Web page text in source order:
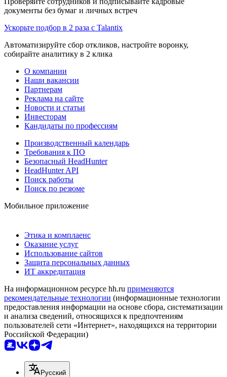
документы без бумаг и личных встреч
Ускорьте подбор в 2 раза с Talantix
Автоматизируйте сбор откликов, настройте воронку,
собирайте аналитику в 2 клика
О компании
Наши вакансии
Партнерам
Реклама на сайте
Новости и статьи
Инвесторам
Кандидаты по профессиям
Производственный календарь
Требования к ПО
Безопасный HeadHunter
HeadHunter API
Поиск работы
Поиск по резюме
Мобильное приложение
Этика и комплаенс
Оказание услуг
Использование сайтов
Защита персональных данных
ИТ аккредитация
На информационном ресурсе hh.ru применяются
рекомендательные технологии (информационные технологии
предоставления информации на основе сбора, систематизации
и анализа сведений, относящихся к предпочтениям
пользователей сети «Интернет», находящихся на территории
Российской Федерации)
Русский